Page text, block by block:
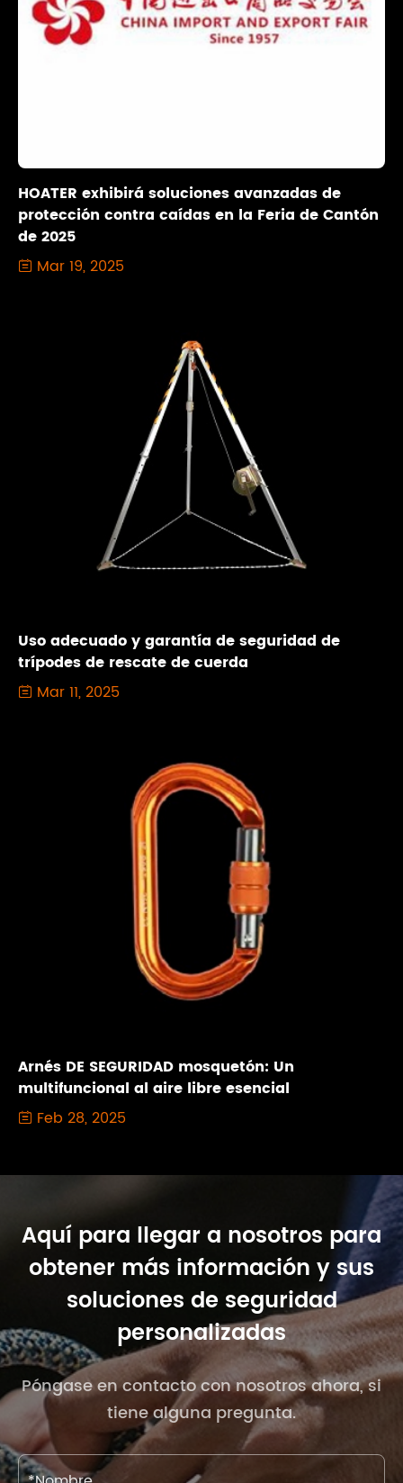
HOATER exhibirá soluciones avanzadas de
protección contra caídas en la Feria de Cantón
de 2025
 Mar 19, 2025
Uso adecuado y garantía de seguridad de
trípodes de rescate de cuerda
 Mar 11, 2025
Arnés DE SEGURIDAD mosquetón: Un
multifuncional al aire libre esencial
 Feb 28, 2025
Aquí para llegar a nosotros para
obtener más información y sus
soluciones de seguridad
personalizadas
Póngase en contacto con nosotros ahora, si
tiene alguna pregunta.